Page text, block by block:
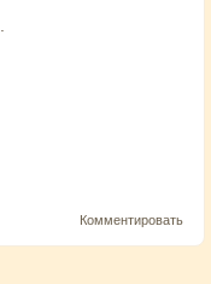
Комментировать